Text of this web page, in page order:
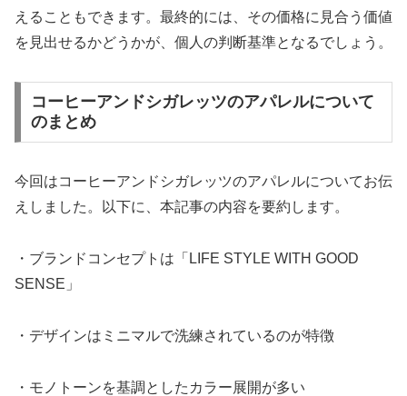
えることもできます。最終的には、その価格に見合う価値
を見出せるかどうかが、個人の判断基準となるでしょう。
コーヒーアンドシガレッツのアパレルについて
のまとめ
今回はコーヒーアンドシガレッツのアパレルについてお伝
えしました。以下に、本記事の内容を要約します。
・ブランドコンセプトは「LIFE STYLE WITH GOOD
SENSE」
・デザインはミニマルで洗練されているのが特徴
・モノトーンを基調としたカラー展開が多い